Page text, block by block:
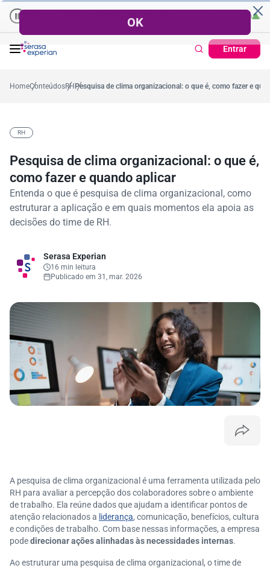
| Recuperação de Crédito
Entrar
57,2% Cartão de Crédito | Cadastro
HomeConteúdosRH Pesquisa de clima organizacional: o que é, como fazer e
RH
Pesquisa de clima organizacional: o que é,
como fazer e quando aplicar
Entenda o que é pesquisa de clima organizacional, como
estruturar a aplicação e em quais momentos ela apoia as
decisões do time de RH.
Serasa Experian
16 min leitura
Publicado em 31, mar. 2026
A pesquisa de clima organizacional é uma ferramenta utilizada pelo
RH para avaliar a percepção dos colaboradores sobre o ambiente
de trabalho. Ela reúne dados que ajudam a identificar pontos de
atenção relacionados a liderança, comunicação, benefícios, cultura
e condições de trabalho. Com base nessas informações, a empresa
podedirecionar ações alinhadas às necessidades internas.
Ao estruturar uma pesquisa de clima organizacional, o time de